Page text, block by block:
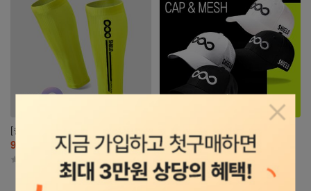
[쉴드] 에어로쿨 카프슬리브
95 원30,000원
82%5,560원 29,800 원
팝업닫